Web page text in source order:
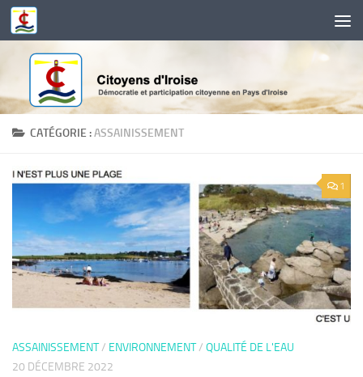
Skip to content
CATÉGORIE :ASSAINISSEMENT
1
ASSAINISSEMENT/ ENVIRONNEMENT/ QUALITÉ DE L'EAU
20 DÉCEMBRE 2022